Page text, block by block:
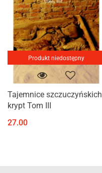
Produkt niedostępny
Tajemnice szczuczyńskich
krypt Tom III
27.00